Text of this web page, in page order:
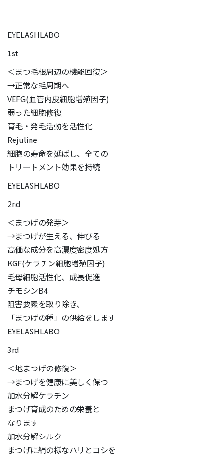
EYELASHLABO
1st
＜まつ毛根周辺の機能回復＞
→正常な毛周期へ
VEFG(血管内皮細胞増殖因子)
弱った細胞修復
育毛・発毛活動を活性化
Rejuline
細胞の寿命を延ばし、全ての
トリートメント効果を持続
EYELASHLABO
2nd
＜まつげの発芽＞
→まつげが生える、伸びる
高価な成分を高濃度密度処方
KGF(ケラチン細胞増殖因子)
毛母細胞活性化、成長促進
チモシンB4
阻害要素を取り除き、
「まつげの種」の供給をします
EYELASHLABO
3rd
＜地まつげの修復＞
→まつげを健康に美しく保つ
加水分解ケラチン
まつげ育成のための栄養と
なります
加水分解シルク
まつげに絹の様なハリとコシを